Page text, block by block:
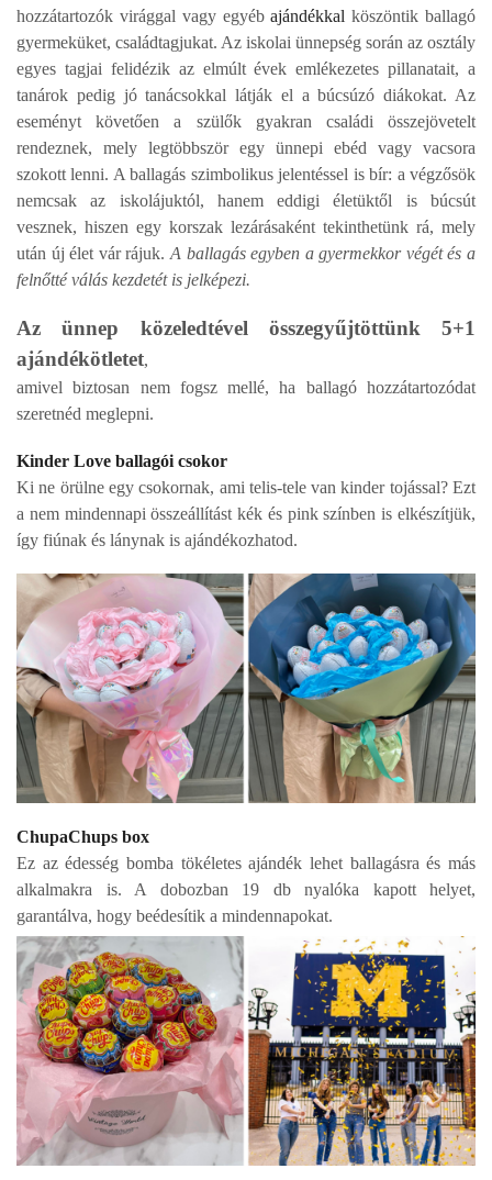
hozzátartozók virággal vagy egyébajándékkal köszöntik ballagó
gyermeküket, családtagjukat. Az iskolai ünnepség során az osztály
egyes tagjai felidézik az elmúlt évek emlékezetes pillanatait, a
tanárok pedig jó tanácsokkal látják el a búcsúzó diákokat. Az
eseményt követően a szülők gyakran családi összejövetelt
rendeznek, mely legtöbbször egy ünnepi ebéd vagy vacsora
szokott lenni. A ballagás szimbolikus jelentéssel is bír: a végzősök
nemcsak az iskolájuktól, hanem eddigi életüktől is búcsút
vesznek, hiszen egy korszak lezárásaként tekinthetünk rá, mely
után új élet vár rájuk. A ballagás egyben a gyermekkor végét és a
felnőtté válás kezdetét is jelképezi.
Az ünnep közeledtével összegyűjtöttünk 5+1
ajándékötletet,
amivel biztosan nem fogsz mellé, ha ballagó hozzátartozódat
szeretnéd meglepni.
Kinder Love ballagói csokor
Ki ne örülne egy csokornak, ami telis-tele van kinder tojással? Ezt
a nem mindennapi összeállítást kék és pink színben is elkészítjük,
így fiúnak és lánynak is ajándékozhatod.
ChupaChups box
Ez az édesség bomba tökéletes ajándék lehet ballagásra és más
alkalmakra is. A dobozban 19 db nyalóka kapott helyet,
garantálva, hogy beédesítik a mindennapokat.